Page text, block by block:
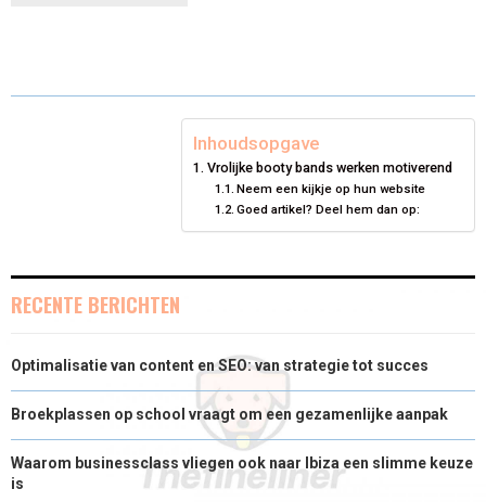
O
T O
O O
N
R
E
S
T
O
D
N
O
Inhoudsopgave
Vrolijke booty bands werken motiverend
Neem een kijkje op hun website
Goed artikel? Deel hem dan op:
RECENTE BERICHTEN
Optimalisatie van content en SEO: van strategie tot succes
Broekplassen op school vraagt om een gezamenlijke aanpak
Waarom businessclass vliegen ook naar Ibiza een slimme keuze
is